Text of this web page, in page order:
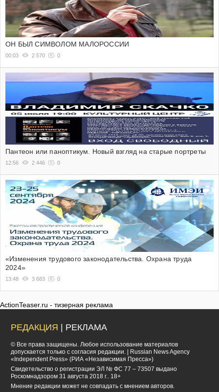
ОН БЫЛ СИМВОЛОМ МАЛОРОССИИ
00:03 2 570 0
Пантеон или паноптикум. Новый взгляд на старые портреты
12:56 2 446 0
«Изменения трудового законодательства. Охрана труда
2024»
13:48 3 683 0
ActionTeaser.ru - тизерная реклама
РЕДАКЦИЯ | РЕКЛАМА
© Все права защищены. Любое использование материалов
допускается только с согласия редакции. | Russian News Agency
«Independent Press» (РИА «Независимая Пресса»)
Cвидетельство о регистрации ЭЛ № ФС 77 – 73507 выдано
Роскомнадзором 31 августа 2018 г.. 18+
Мнение редакции может не совпадать с мнением авторов.